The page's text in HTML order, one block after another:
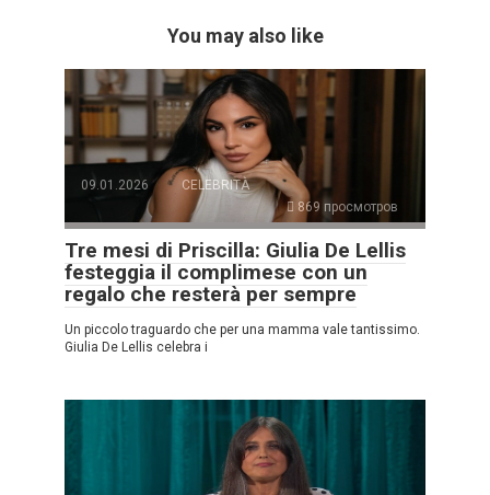
You may also like
09.01.2026
CELEBRITÀ
869 просмотров
Tre mesi di Priscilla: Giulia De Lellis
festeggia il complimese con un
regalo che resterà per sempre
Un piccolo traguardo che per una mamma vale tantissimo.
Giulia De Lellis celebra i